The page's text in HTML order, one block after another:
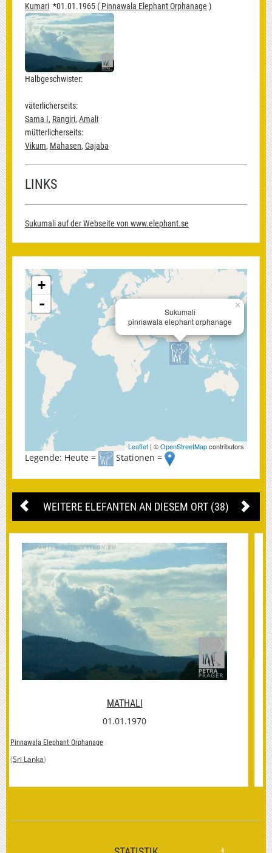
Kumari *01.01.1965 ( Pinnawala Elephant Orphanage )
Halbgeschwister:
väterlicherseits:
Sama I, Rangiri, Amali
mütterlicherseits:
Vikum, Mahasen, Gajaba
LINKS
Sukumali auf der Webseite von www.elephant.se
×
Sukumali
pinnawala elephant orphanage
+
-
Leaflet | ©OpenStreetMapcontributors
Legende: Heute = Stationen =
WEITERE ELEFANTEN AN DIESEM ORT (38)
00.00.0000
Pinnawala Elephant Orphanage